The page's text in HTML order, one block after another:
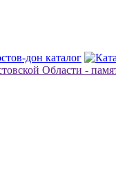
Области -